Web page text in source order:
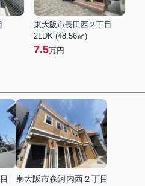
東大阪市長田西２丁目
2LDK (48.56㎡)
7.5万円
東大阪市森河内西２丁目